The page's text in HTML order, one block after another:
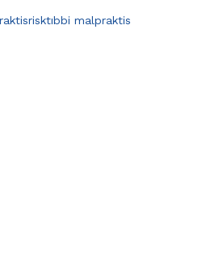
risktıbbi malpraktis